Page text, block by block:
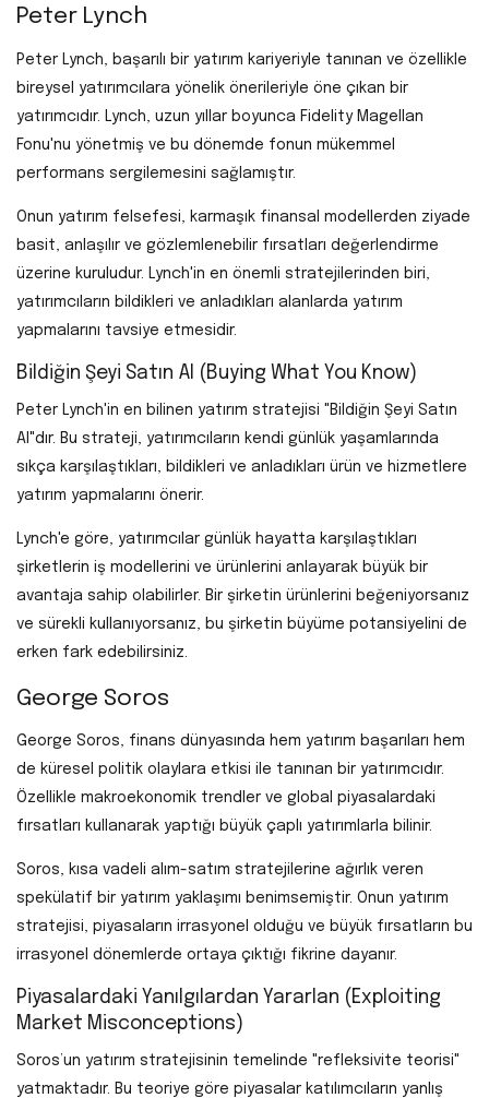
Peter Lynch
Peter Lynch, başarılı bir yatırım kariyeriyle tanınan ve özellikle
bireysel yatırımcılara yönelik önerileriyle öne çıkan bir
yatırımcıdır. Lynch, uzun yıllar boyunca Fidelity Magellan
Fonu'nu yönetmiş ve bu dönemde fonun mükemmel
performans sergilemesini sağlamıştır.
Onun yatırım felsefesi, karmaşık finansal modellerden ziyade
basit, anlaşılır ve gözlemlenebilir fırsatları değerlendirme
üzerine kuruludur. Lynch'in en önemli stratejilerinden biri,
yatırımcıların bildikleri ve anladıkları alanlarda yatırım
yapmalarını tavsiye etmesidir.
Bildiğin Şeyi Satın Al (Buying What You Know)
Peter Lynch'in en bilinen yatırım stratejisi "Bildiğin Şeyi Satın
Al"dır. Bu strateji, yatırımcıların kendi günlük yaşamlarında
sıkça karşılaştıkları, bildikleri ve anladıkları ürün ve hizmetlere
yatırım yapmalarını önerir.
Lynch'e göre, yatırımcılar günlük hayatta karşılaştıkları
şirketlerin iş modellerini ve ürünlerini anlayarak büyük bir
avantaja sahip olabilirler. Bir şirketin ürünlerini beğeniyorsanız
ve sürekli kullanıyorsanız, bu şirketin büyüme potansiyelini de
erken fark edebilirsiniz.
George Soros
George Soros, finans dünyasında hem yatırım başarıları hem
de küresel politik olaylara etkisi ile tanınan bir yatırımcıdır.
Özellikle makroekonomik trendler ve global piyasalardaki
fırsatları kullanarak yaptığı büyük çaplı yatırımlarla bilinir.
Soros, kısa vadeli alım-satım stratejilerine ağırlık veren
spekülatif bir yatırım yaklaşımı benimsemiştir. Onun yatırım
stratejisi, piyasaların irrasyonel olduğu ve büyük fırsatların bu
irrasyonel dönemlerde ortaya çıktığı fikrine dayanır.
Piyasalardaki Yanılgılardan Yararlan (Exploiting
Market Misconceptions)
Soros’un yatırım stratejisinin temelinde "refleksivite teorisi"
yatmaktadır. Bu teoriye göre piyasalar katılımcıların yanlış